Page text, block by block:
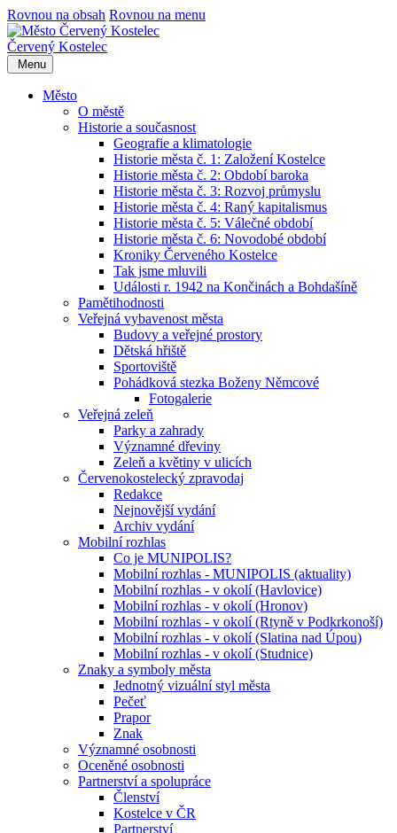
Rovnou na obsah Rovnou na menu
Červený Kostelec
Menu
Město
O městě
Historie a současnost
Geografie a klimatologie
Historie města č. 1: Založení Kostelce
Historie města č. 2: Období baroka
Historie města č. 3: Rozvoj průmyslu
Historie města č. 4: Raný kapitalismus
Historie města č. 5: Válečné období
Historie města č. 6: Novodobé období
Kroniky Červeného Kostelce
Tak jsme mluvili
Události r. 1942 na Končinách a Bohdašíně
Pamětihodnosti
Veřejná vybavenost města
Budovy a veřejné prostory
Dětská hřiště
Sportoviště
Pohádková stezka Boženy Němcové
Fotogalerie
Veřejná zeleň
Parky a zahrady
Významné dřeviny
Zeleň a květiny v ulicích
Červenokostelecký zpravodaj
Redakce
Nejnovější vydání
Archiv vydání
Mobilní rozhlas
Co je MUNIPOLIS?
Mobilní rozhlas - MUNIPOLIS (aktuality)
Mobilní rozhlas - v okolí (Havlovice)
Mobilní rozhlas - v okolí (Hronov)
Mobilní rozhlas - v okolí (Rtyně v Podkrkonoší)
Mobilní rozhlas - v okolí (Slatina nad Úpou)
Mobilní rozhlas - v okolí (Studnice)
Znaky a symboly města
Jednotný vizuální styl města
Pečeť
Prapor
Znak
Významné osobnosti
Oceněné osobnosti
Partnerství a spolupráce
Členství
Kostelce v ČR
Partnerství